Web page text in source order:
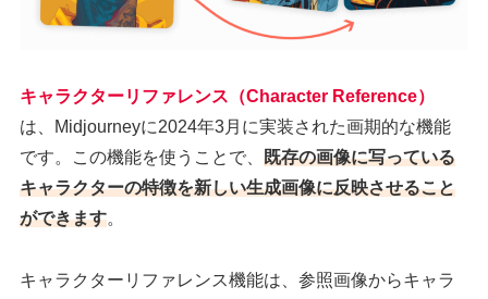
キャラクターリファレンス（Character Reference）
は、Midjourneyに2024年3月に実装された画期的な機能
です。この機能を使うことで、既存の画像に写っている
キャラクターの特徴を新しい生成画像に反映させること
ができます。
キャラクターリファレンス機能は、参照画像からキャラ